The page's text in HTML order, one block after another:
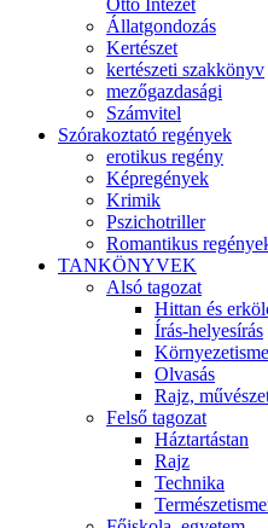
Ottó Intézet
Állatgondozás
Kertészet
kertészeti szakkönyv
mezőgazdasági
Számvitel
Szórakoztató regények
erotikus regény
Képregények
Krimik
Pszichotriller
Romantikus
TANKÖNYVEK
Alsó tagozat
Hittan és
Írás-helyesírás
Olvasás
Rajz,
Felső tagozat
Háztartástan
Rajz
Technika